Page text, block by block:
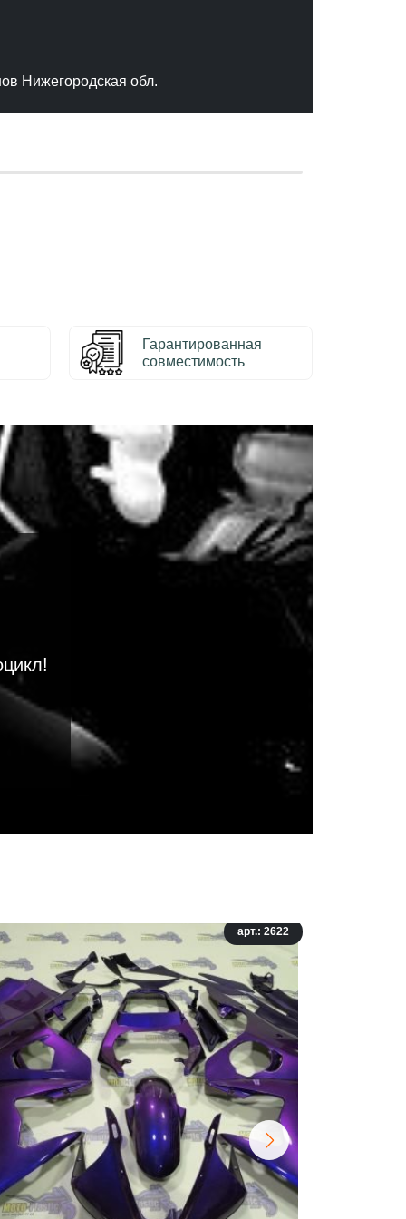
Нижегородская обл.
Гарантированная
совместимость
арт.: 2622